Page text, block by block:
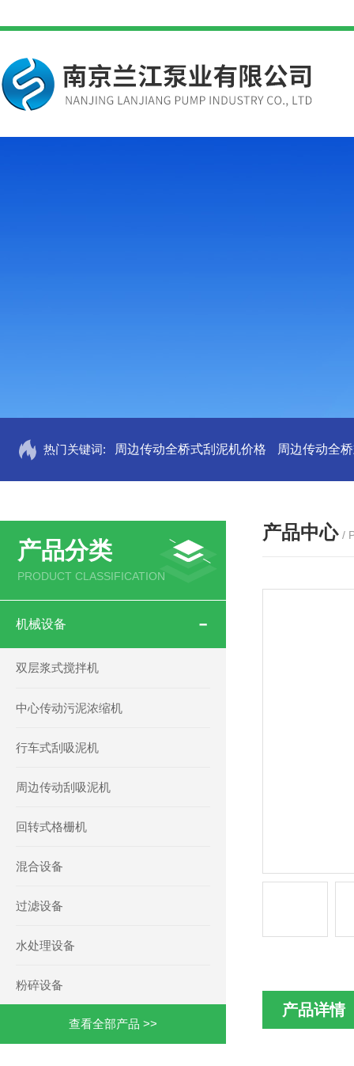
热门关键词: 周边传动全桥式刮泥机价格 周边传动全
产品分类
PRODUCT CLASSIFICATION
机械设备
双层浆式搅拌机
中心传动污泥浓缩机
行车式刮吸泥机
周边传动刮吸泥机
回转式格栅机
混合设备
过滤设备
水处理设备
粉碎设备
查看全部产品 >>
产品中心 /
产品详情